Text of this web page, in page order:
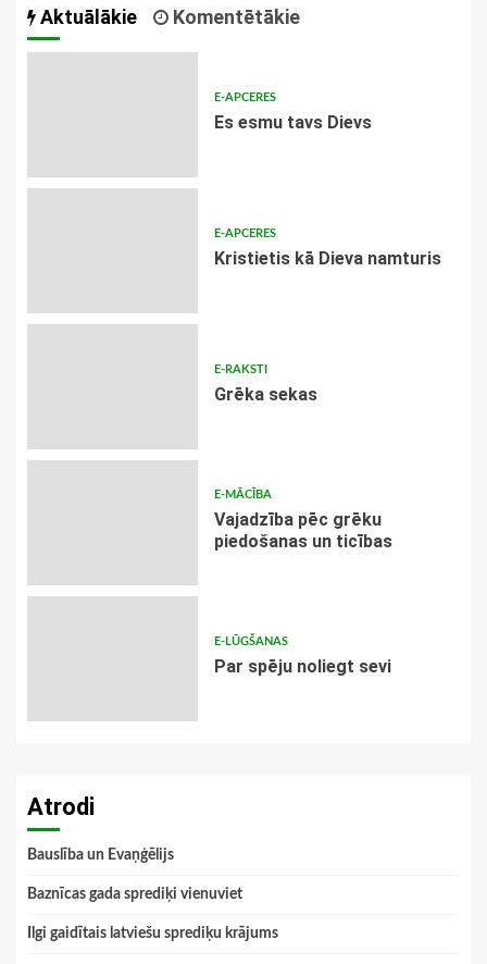
Aktuālākie Komentētākie
E-APCERES
Es esmu tavs Dievs
E-APCERES
Kristietis kā Dieva namturis
E-RAKSTI
Grēka sekas
E-MĀCĪBA
Vajadzība pēc grēku
piedošanas un ticības
E-LŪGŠANAS
Par spēju noliegt sevi
Atrodi
Bauslība un Evaņģēlijs
Baznīcas gada sprediķi vienuviet
Ilgi gaidītais latviešu sprediķu krājums